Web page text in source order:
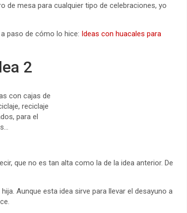
de mesa para cualquier tipo de celebraciones, yo
paso de cómo lo hice: Ideas con huacales para
2
que no es tan alta como la de la idea anterior. De
Aunque esta idea sirve para llevar el desayuno a